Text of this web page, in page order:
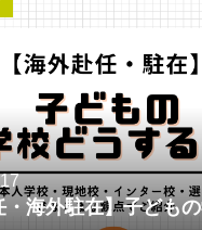
・海外駐在】子ども